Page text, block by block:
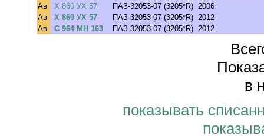
Ав
Х 860 УХ 57 ПАЗ-32053-07 (3205*R)
2006
Ав
Х 860 УХ 57 ПАЗ-32053-07 (3205*R)
2012
Ав
С 964 МН 163 ПАЗ-32053-07 (3205*R) 2012
в
показывать